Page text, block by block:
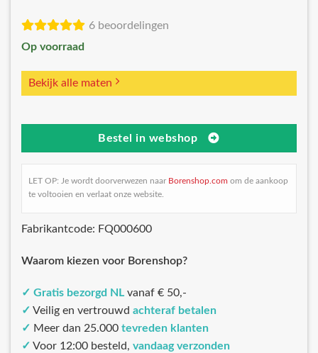
€22,28.€20,04.
6 beoordelingen
Op voorraad
Bekijk alle maten
Bestel in webshop
LET OP: Je wordt doorverwezen naar Borenshop.com om de aankoop
te voltooien en verlaat onze website.
Fabrikantcode: FQ000600
Waarom kiezen voor Borenshop?
✓ Gratis bezorgd NL vanaf € 50,-
✓ Veilig en vertrouwd achteraf betalen
✓ Meer dan 25.000 tevreden klanten
✓ Voor 12:00 besteld, vandaag verzonden